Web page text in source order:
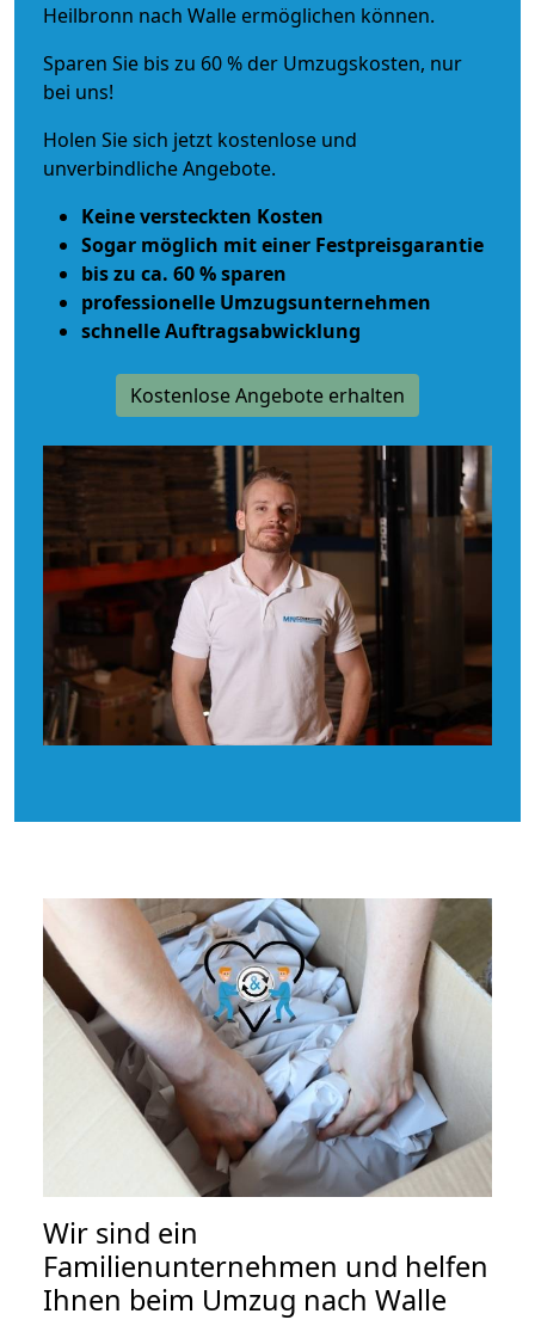
Heilbronn nach Walle ermöglichen können.
Sparen Sie bis zu 60 % der Umzugskosten, nur
bei uns!
Holen Sie sich jetzt kostenlose und
unverbindliche Angebote.
Keine versteckten Kosten
Sogar möglich mit einer Festpreisgarantie
bis zu ca. 60 % sparen
professionelle Umzugsunternehmen
schnelle Auftragsabwicklung
Kostenlose Angebote erhalten
Wir sind ein
Familienunternehmen und helfen
Ihnen beim Umzug nach Walle